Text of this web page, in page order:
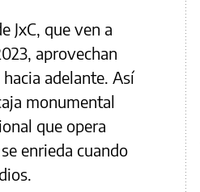
JxC, que ven a
aprovechan
adelante. Así
monumental
que opera
enrieda cuando